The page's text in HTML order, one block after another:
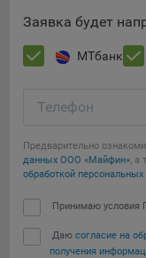
Заявка будет
МТбанк
Телефон
Предварительно
данных ООО «Майфин», а
обработкой
Принимаю условия
Даю согласие на
получения